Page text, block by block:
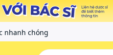
nhanh chóng